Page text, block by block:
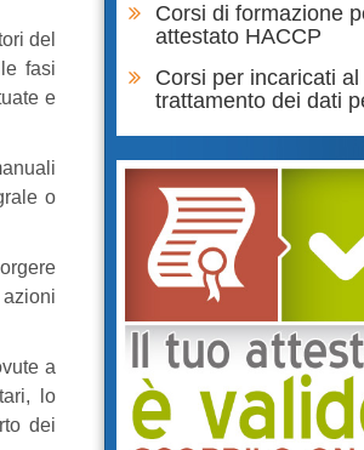
del
fasi
e
o
a
lo
dei
Corsi di formazione
attestato HACCP
Corsi per incaricati al
trattamento dei dati